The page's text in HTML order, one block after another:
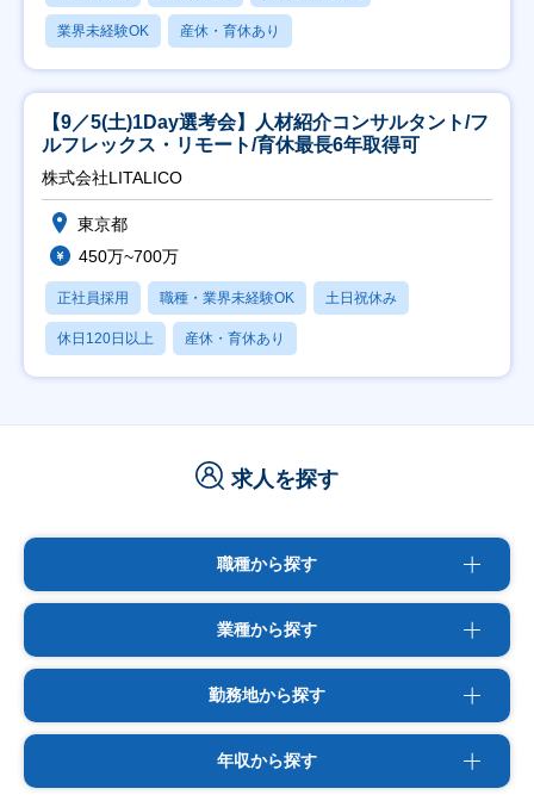
業界未経験OK 産休・育休あり
【9／5(土)1Day選考会】人材紹介コンサルタント/フ
ルフレックス・リモート/育休最長6年取得可
株式会社LITALICO
東京都
450万~700万
正社員採用 職種・業界未経験OK 土日祝休み
休日120日以上 産休・育休あり
求人を探す
職種から探す
業種から探す
勤務地から探す
年収から探す